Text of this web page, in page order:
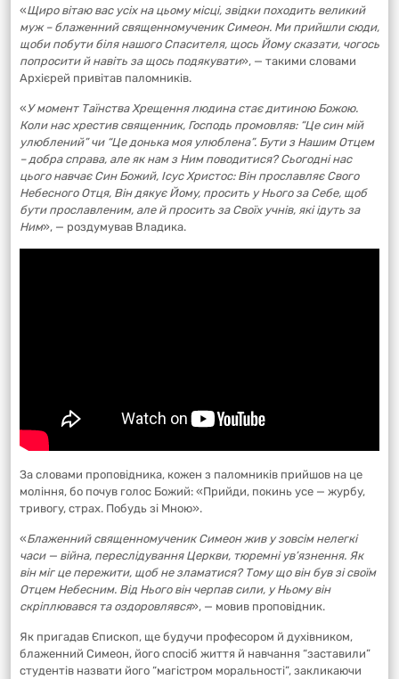
«Щиро вітаю вас усіх на цьому місці, звідки походить великий
муж – блаженний священномученик Симеон. Ми прийшли сюди,
щоби побути біля нашого Спасителя, щось Йому сказати, чогось
попросити й навіть за щось подякувати», — такими словами
Архієрей привітав паломників.
«У момент Таїнства Хрещення людина стає дитиною Божою.
Коли нас хрестив священник, Господь промовляв: “Це син мій
улюблений” чи “Це донька моя улюблена”. Бути з Нашим Отцем
– добра справа, але як нам з Ним поводитися? Сьогодні нас
цього навчає Син Божий, Ісус Христос: Він прославляє Свого
Небесного Отця, Він дякує Йому, просить у Нього за Себе, щоб
бути прославленим, але й просить за Своїх учнів, які ідуть за
Ним», — роздумував Владика.
За словами проповідника, кожен з паломників прийшов на це
моління, бо почув голос Божий: «Прийди, покинь усе — журбу,
тривогу, страх. Побудь зі Мною».
«Блаженний священномученик Симеон жив у зовсім нелегкі
часи — війна, переслідування Церкви, тюремні ув’язнення. Як
він міг це пережити, щоб не зламатися? Тому що він був зі своїм
Отцем Небесним. Від Нього він черпав сили, у Ньому він
скріплювався та оздоровлявся», — мовив проповідник.
Як пригадав Єпископ, ще будучи професором й духівником,
блаженний Симеон, його спосіб життя й навчання “заставили”
студентів назвати його “магістром моральності”, закликаючи